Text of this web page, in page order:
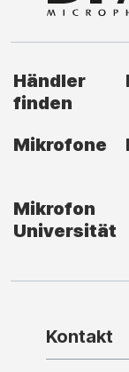
Händler
finden
Mikrofone
Mikrofon
Universität
Kontakt